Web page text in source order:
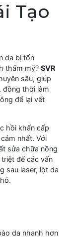
Tạo
da bị tổn
thẩm mỹ? SVR
sâu, giúp
đồng thời làm
để lại vết
hồi khẩn cấp
nhất. Với
sửa chữa nồng
để các vấn
sau laser, lột da
da nhanh hơn